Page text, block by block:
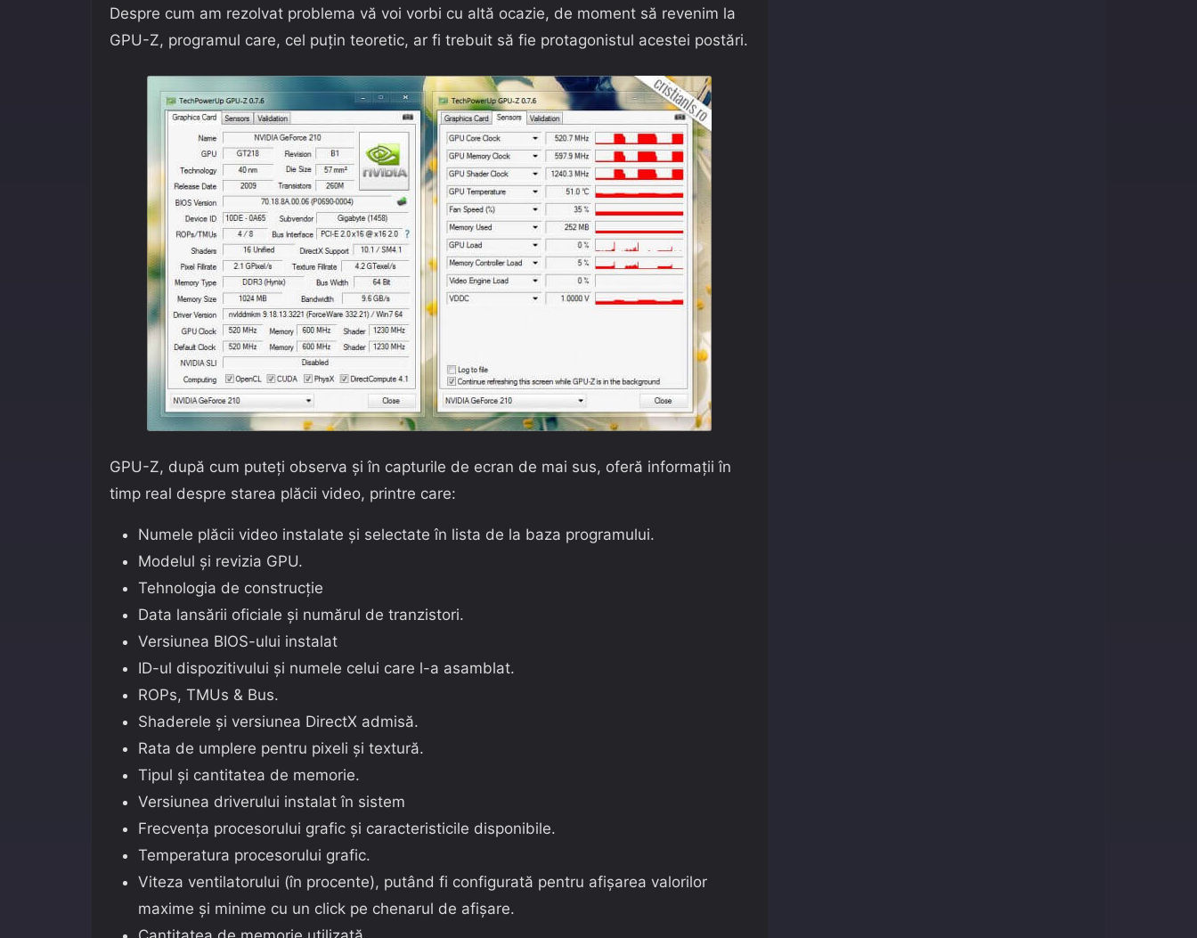
Despre cum am rezolvat problema vă voi vorbi cu altă ocazie, de moment să revenim la
GPU-Z, programul care, cel puțin teoretic, ar fi trebuit să fie protagonistul acestei postări.
GPU-Z, după cum puteți observa și în capturile de ecran de mai sus, oferă informații în
timp real despre starea plăcii video, printre care:
Numele plăcii video instalate și selectate în lista de la baza programului.
Modelul și revizia GPU.
Tehnologia de construcție
Data lansării oficiale și numărul de tranzistori.
Versiunea BIOS-ului instalat
ID-ul dispozitivului și numele celui care l-a asamblat.
ROPs, TMUs & Bus.
Shaderele și versiunea DirectX admisă.
Rata de umplere pentru pixeli și textură.
Tipul și cantitatea de memorie.
Versiunea driverului instalat în sistem
Frecvența procesorului grafic și caracteristicile disponibile.
Temperatura procesorului grafic.
Viteza ventilatorului (în procente), putând fi configurată pentru afișarea valorilor
maxime și minime cu un click pe chenarul de afișare.